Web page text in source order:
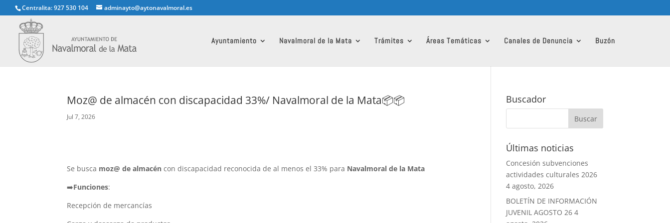
Centralita: 927 530 104 adminayto@aytonavalmoral.es
Ayuntamiento Navalmoral de la Mata Trámites Áreas Temáticas Canales de Denuncia Buzón
Moz@ de almacén con discapacidad 33%/ Navalmoral de la Mata📦📦
Jul 7, 2026
Se busca moz@ de almacén con discapacidad reconocida de al menos el 33% para Navalmoral de la Mata
➡️Funciones:
Recepción de mercancías
Buscador
Últimas noticias
Concesión subvenciones
actividades culturales 2026
4 agosto, 2026
BOLETÍN DE INFORMACIÓN
JUVENIL AGOSTO 26 4